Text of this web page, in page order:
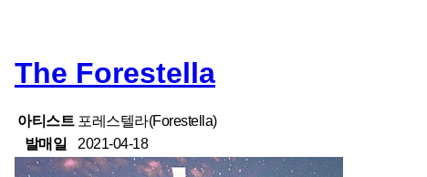
The Forestella
아티스트 포레스텔라(Forestella)
발매일
2021-04-18